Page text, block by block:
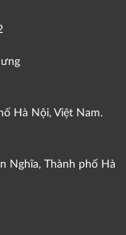
Hà Nội, Việt Nam.
Nghĩa, Thành phố Hà